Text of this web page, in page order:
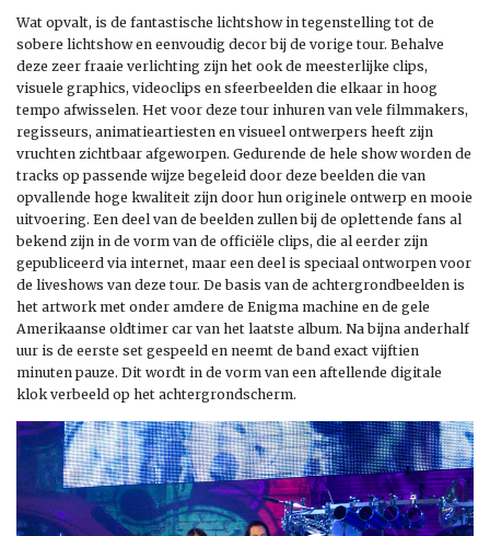
Wat opvalt, is de fantastische lichtshow in tegenstelling tot de
sobere lichtshow en eenvoudig decor bij de vorige tour. Behalve
deze zeer fraaie verlichting zijn het ook de meesterlijke clips,
visuele graphics, videoclips en sfeerbeelden die elkaar in hoog
tempo afwisselen. Het voor deze tour inhuren van vele filmmakers,
regisseurs, animatieartiesten en visueel ontwerpers heeft zijn
vruchten zichtbaar afgeworpen. Gedurende de hele show worden de
tracks op passende wijze begeleid door deze beelden die van
opvallende hoge kwaliteit zijn door hun originele ontwerp en mooie
uitvoering. Een deel van de beelden zullen bij de oplettende fans al
bekend zijn in de vorm van de officiële clips, die al eerder zijn
gepubliceerd via internet, maar een deel is speciaal ontworpen voor
de liveshows van deze tour. De basis van de achtergrondbeelden is
het artwork met onder amdere de Enigma machine en de gele
Amerikaanse oldtimer car van het laatste album. Na bijna anderhalf
uur is de eerste set gespeeld en neemt de band exact vijftien
minuten pauze. Dit wordt in de vorm van een aftellende digitale
klok verbeeld op het achtergrondscherm.